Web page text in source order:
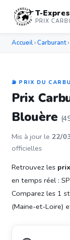
T-
PRIX
Accueil ›Carburant›
⛽ PRIX DU
Prix
Blouère
Mis à jour le 22/
officielles
Retrouvez les
en temps réel :
Comparez les 1
(Maine-et-Loire)